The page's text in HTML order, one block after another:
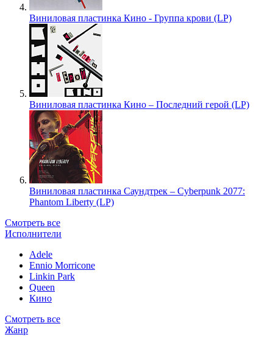
Виниловая пластинка Кино - Группа крови (LP)
Виниловая пластинка Кино – Последний герой (LP)
Виниловая пластинка Саундтрек – Cyberpunk 2077:
Phantom Liberty (LP)
Смотреть все
Исполнители
Adele
Ennio Morricone
Linkin Park
Queen
Кино
Смотреть все
Жанр